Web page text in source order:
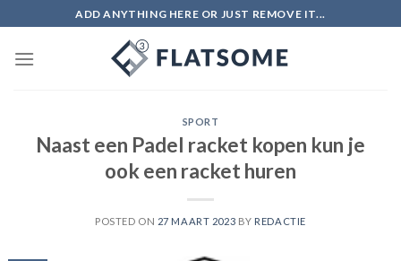
to
content
ADD ANYTHING HERE OR JUST REMOVE IT...
SPORT
Naast een Padel racket kopen kun je
ook een racket huren
POSTED ON 27 MAART 2023 BY REDACTIE